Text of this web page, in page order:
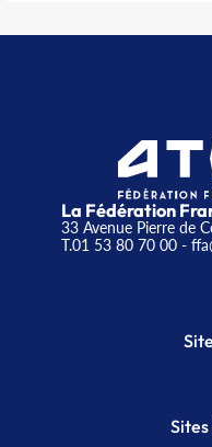
La Fédération
33 Avenue Pierre de
T.01 53 80 70 00-